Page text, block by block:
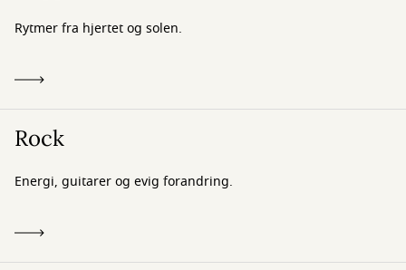
Rytmer fra hjertet og solen.
Rock
Energi, guitarer og evig forandring.